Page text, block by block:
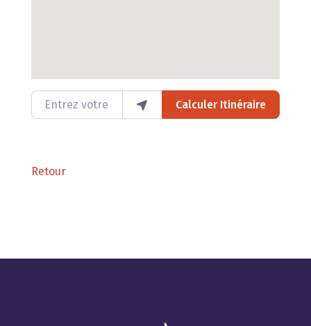
Entrez votre lieu Calculer Itinéraire
Retour